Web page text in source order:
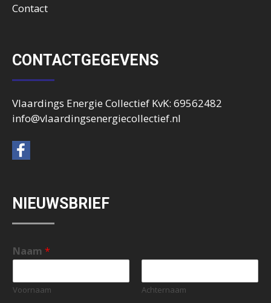
Contact
CONTACTGEGEVENS
Vlaardings Energie Collectief KvK: 69562482
info@vlaardingsenergiecollectief.nl
NIEUWSBRIEF
Naam *
Voornaam Achternaam